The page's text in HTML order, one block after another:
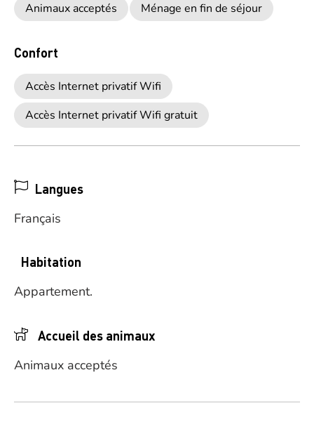
Animaux acceptés Ménage en fin de séjour
Confort
Accès Internet privatif Wifi
Accès Internet privatif Wifi gratuit
Langues
Français
Habitation
Appartement.
Accueil des animaux
Animaux acceptés